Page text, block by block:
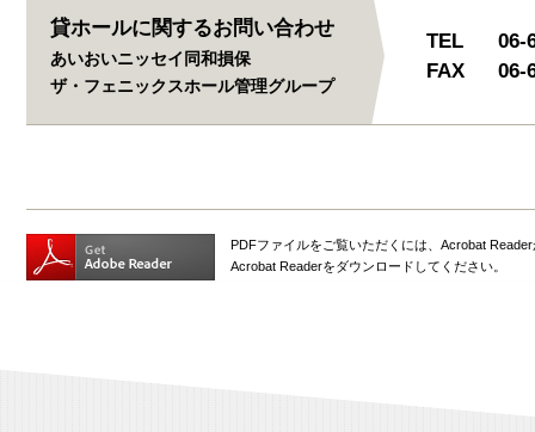
貸ホールに関するお問い合わせ
あいおいニッセイ同和損保
ザ・フェニックスホール管理グループ
TEL
FAX
06-
06-
PDFファイルをご覧いただくには、Acrobat
Acrobat Readerをダウンロードしてください。